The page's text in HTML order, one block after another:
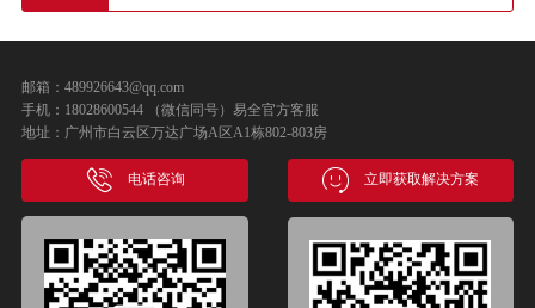
邮箱：489926643@qq.com
手机：18028600544 （微信同号）易全官方客服
地址：广州市白云区万达广场A区A1栋802-803房
电话咨询 立即获取解决方案